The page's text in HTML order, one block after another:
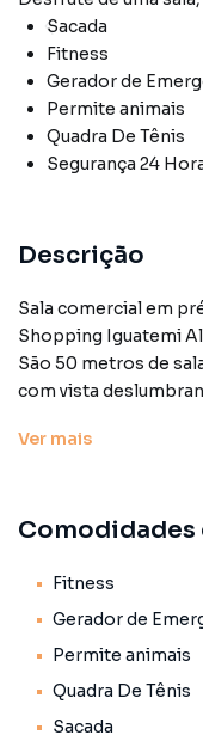
Sacada
Fitness
Gerador de
Permite animais
Quadra De Tênis
Segurança 24
Descrição
Sala comercial em prédio
Shopping Iguatemi
São 50 metros de sala
com vista
amplo , é perfeitamente possível integrar com a sala ao
O condomínio da Cyrela tem hall
super charmoso , cabelereiro, lanchonete, coworking
equipado , academia completa, salas de projeção,
muito bom gosto ,
a disposição dos condôminos e as
próximo de centros
Ver mais
Comodidades
Fitness
Gerador de
Permite animais
Quadra De Tênis
Sacada